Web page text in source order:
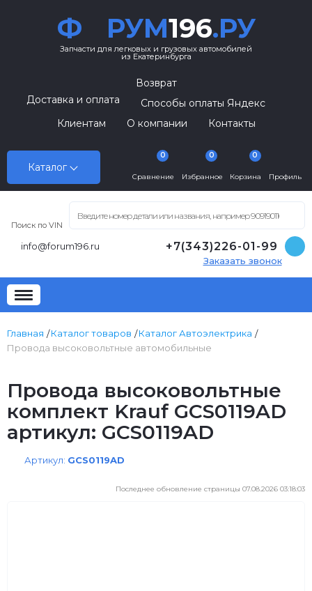
Ф РУМ196.РУ
Запчасти для легковых и грузовых автомобилей
из Екатеринбурга
Каталог
Возврат
Доставка и оплата
Способы оплаты Яндекс
Клиентам
О компании Контакты
Сравнение
0
Избранное
0
Корзина
0
Профиль
Поиск по VIN
info@forum196.ru +7(343)226-01-99
Заказать звонок
Главная Каталог товаров
Каталог Автоэлектрика
Провода высоковольтные автомобильные
Провода высоковольтные
комплект Krauf GCS0119AD
артикул: GCS0119AD
Артикул: GCS0119AD
Последнее обновление страницы 07.08.2026 03:18:03